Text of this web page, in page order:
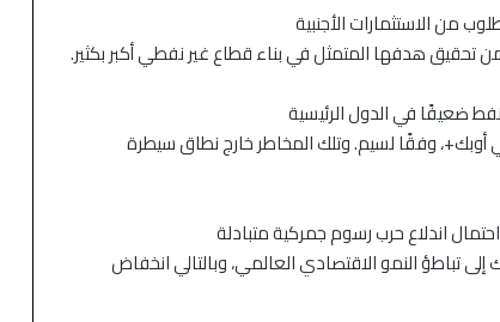
من الاستثمارات الأجنبية
من تحقيق هدفها المتمثل في بناء قطاع غير نفطي أكبر بكثير.
ضعيفًا في الدول الرئيسية
وفقًا لسيم. وتلك المخاطر خارج نطاق سيطرة
اندلاع حرب رسوم جمركية متبادلة
تباطؤ النمو الاقتصادي العالمي، وبالتالي انخفاض